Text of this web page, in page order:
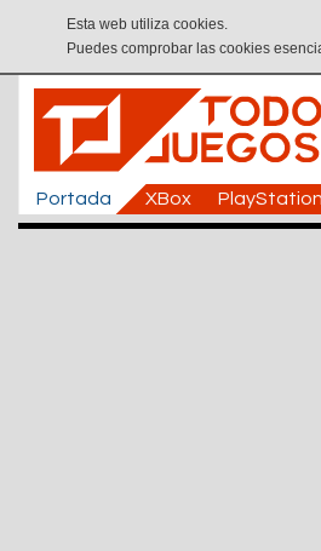
Esta web utiliza cookies.
Puedes comprobar las cookies
Portada XBox PlayStation